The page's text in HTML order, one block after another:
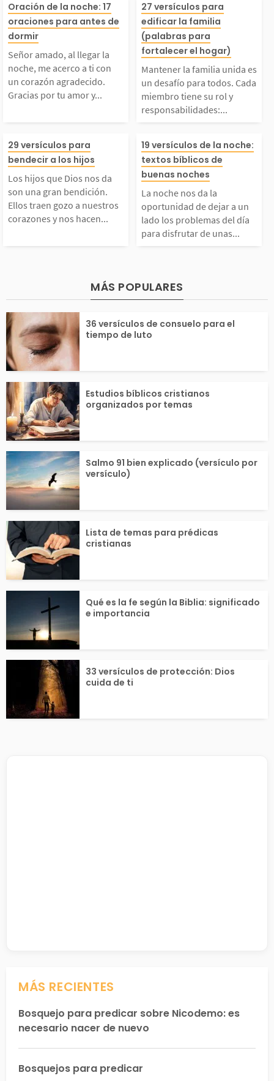
cuando esto im
atravesar por d
desafíos...
una reflexión
vita a
y a
amado, al llega
noche, me acerco
ti con un corazón ag
Gracias por
amor y fidelidad en
día. En tus manos
mis pensamient
y...
Oración de la noche: 17
oraciones para antes de
dormir
Señor amado, al llegar la
noche, me acerco a ti con
un corazón agradecido.
Gracias por tu amor y...
Mantener la
nida es un
a todos. Cada
o tiene su rol y
sabilidades: el
debe amar y
a la madre, la
debe amar...
27 versículos para
edificar la familia
(palabras para
fortalecer el hogar)
Mantener la familia unida es
un desafío para todos. Cada
miembro tiene su rol y
responsabilidades:...
hijos que Dios no
da son una gran ben
Ellos traen go
a nuestros corazon
y nos hacen ver la
desde otra persp
Los hijos son t
29 versículos para
bendecir a los hijos
Los hijos que Dios nos da
son una gran bendición.
Ellos traen gozo a nuestros
corazones y nos hacen...
La noche nos
ortunidad de
n lado los
del día para
anso y sueño
or. Dios creó la
como...
19 versículos de la noche:
textos bíblicos de
buenas noches
La noche nos da la
oportunidad de dejar a un
lado los problemas del día
para disfrutar de unas...
MÁS POPULARES
36 versículos de consuelo para el
tiempo de luto
Estudios bíblicos cristianos
organizados por temas
Salmo 91 bien explicado (versículo por
versículo)
Lista de temas para prédicas
cristianas
Qué es la fe según la Biblia: significado
e importancia
33 versículos de protección: Dios
cuida de ti
MÁS RECIENTES
Bosquejo para predicar sobre Nicodemo: es
necesario nacer de nuevo
Bosquejos para predicar